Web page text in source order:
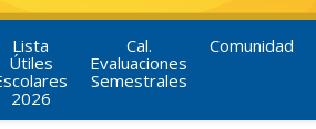
Lista
Útiles
2026
Cal.
Evaluaciones
Semestrales
Comunidad